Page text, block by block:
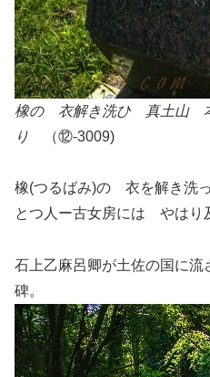
橡の 衣解き洗ひ 真土山
り （⑫-3009)
橡(つるばみ)の 衣を解き洗
とつ人ー古女房には やはり
石上乙麻呂卿が土佐の国に流
碑。